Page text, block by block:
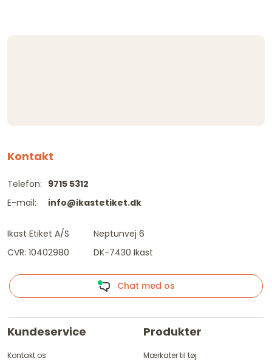
Kontakt
Telefon:
E-mail:
9715 5312
info@ikastetiket.dk
Ikast Etiket A/S
CVR: 10402980
Neptunvej 6
DK-7430 Ikast
Chat med os
Kundeservice
Kontakt os
Produkter
Mærkater til tøj